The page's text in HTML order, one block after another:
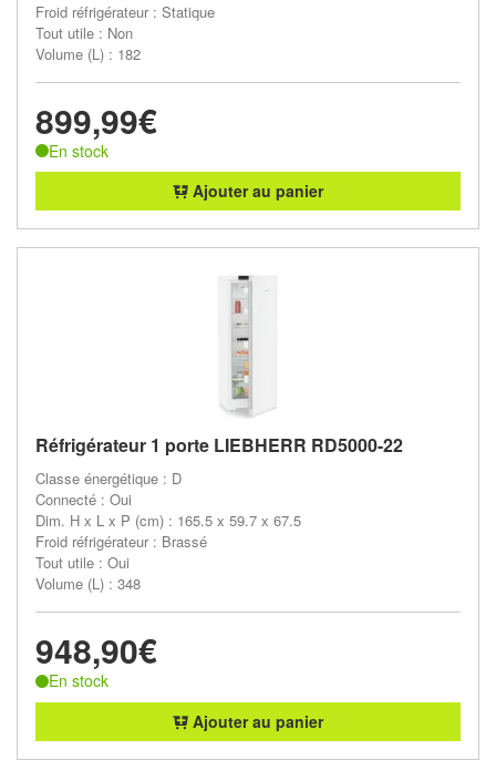
Froid réfrigérateur : Statique
Tout utile : Non
Volume (L) : 182
899,99€
En stock
Ajouter au panier
Réfrigérateur 1 porte LIEBHERR RD5000-22
Classe énergétique : D
Connecté : Oui
Dim. H x L x P (cm) : 165.5 x 59.7 x 67.5
Froid réfrigérateur : Brassé
Tout utile : Oui
Volume (L) : 348
948,90€
En stock
Ajouter au panier